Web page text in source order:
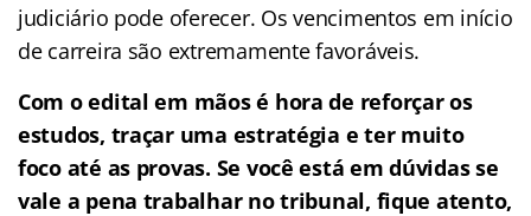
judiciário pode oferecer. Os vencimentos em início
de carreira são extremamente favoráveis.
Com o edital em mãos é hora de reforçar os
estudos, traçar uma estratégia e ter muito
foco até as provas. Se você está em dúvidas se
vale a pena trabalhar no tribunal, fique atento,